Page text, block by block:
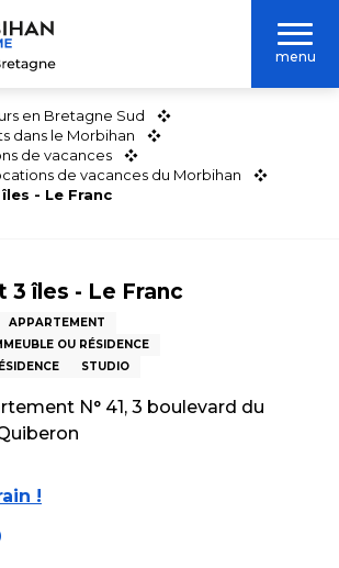
menu
en Bretagne Sud
dans le Morbihan
de vacances
de vacances du Morbihan
- Le Franc
îles - Le Franc
APPARTEMENT
OU RÉSIDENCE
STUDIO
N° 41, 3 boulevard du
!
aux favoris